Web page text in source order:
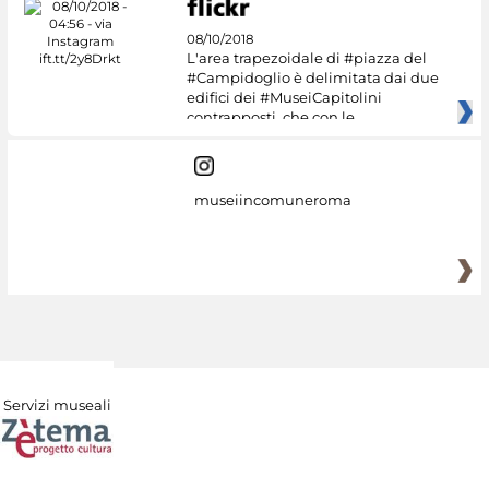
08/10/2018
L'area trapezoidale di #piazza del
#Campidoglio è delimitata dai due
edifici dei #MuseiCapitolini
contrapposti, che con le
museiincomuneroma
Servizi museali